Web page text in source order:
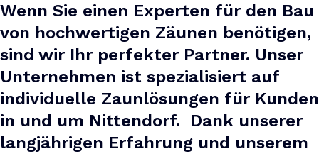
Wenn Sie einen Experten für den Bau
von hochwertigen Zäunen benötigen,
sind wir Ihr perfekter Partner. Unser
Unternehmen ist spezialisiert auf
individuelle Zaunlösungen für Kunden
in und um Nittendorf. Dank unserer
langjährigen Erfahrung und unserem